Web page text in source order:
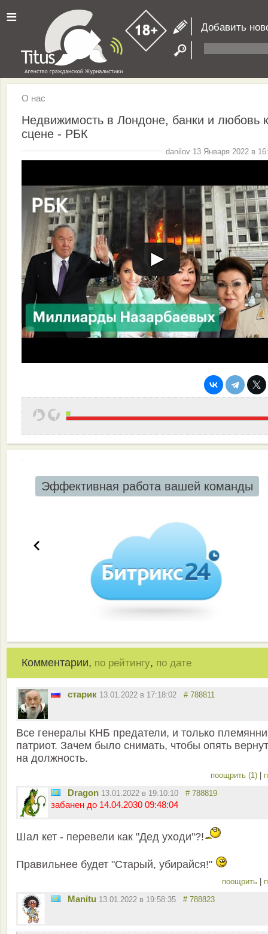
≡ Добавить
О нас
Недвижимость в Лондоне, банки и любовь к
сцене - РБК
danilov 13 Января 2022 в
Эффективная работа вашей команды
Комментарии, по рейтингу, по дате
старик 13.01.2022 в 17:18:02 # 788811
Все генералы КНБ предатели, и только
патриот. Зачем было снимать, чтобы опять
на должность.
поощрить (1) |
Dragon 13.01.2022 в 19:10:10 # 788819
забанен до 14.04.2030 09:48:04
Шал кет - перевели как "Дед уходи"?!
Правильнее будет "Старый, убирайся!"
поощрить |
Manitu 13.01.2022 в 19:58:35 # 788823